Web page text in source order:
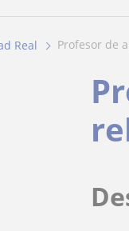
Real profesor de